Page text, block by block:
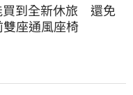
買到全新休旅 還免
座通風座椅